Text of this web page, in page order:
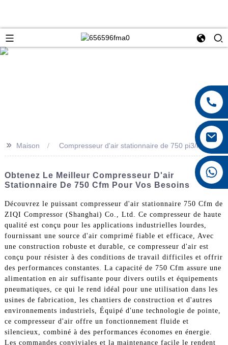
>> Maison Compresseur d'air stationnaire de 750 pi3/min
Obtenez Le Meilleur Compresseur D'air
Stationnaire De 750 Cfm Pour Vos Besoins
Découvrez le puissant compresseur d'air stationnaire 750 Cfm de
ZIQI Compressor (Shanghai) Co., Ltd. Ce compresseur de haute
qualité est conçu pour les applications industrielles lourdes,
fournissant une source d'air comprimé fiable et efficace, Avec
une construction robuste et durable, ce compresseur d'air est
conçu pour résister à des conditions de travail difficiles et offrir
des performances constantes. La capacité de 750 Cfm assure une
alimentation en air suffisante pour divers outils et équipements
pneumatiques, ce qui le rend idéal pour une utilisation dans les
usines de fabrication, les chantiers de construction et d'autres
environnements industriels, Équipé d'une technologie de pointe,
ce compresseur d'air offre un fonctionnement fluide et
silencieux, combiné à des performances économes en énergie.
Les commandes conviviales et la maintenance facile le rendent